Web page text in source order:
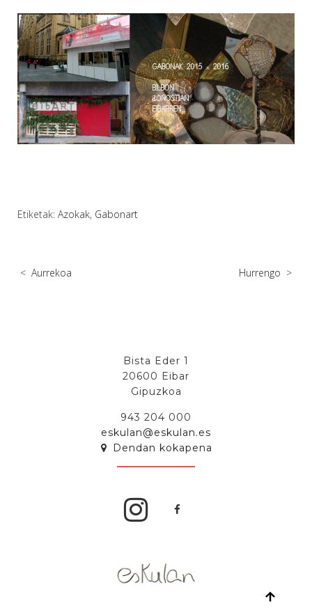
Etiketak: Azokak, Gabonart
< Aurrekoa Hurrengo >
Bista Eder 1
20600 Eibar
Gipuzkoa
943 204 000
eskulan@eskulan.es
Dendan kokapena